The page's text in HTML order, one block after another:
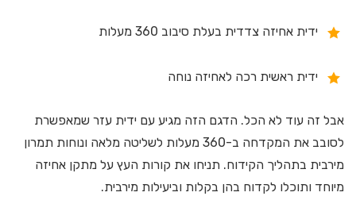
ידית אחיזה צדדית בעלת סיבוב 360 מעלות
ידית ראשית רכה לאחיזה נוחה
אבל זה עוד לא הכל. הדגם הזה מגיע עם ידית עזר שמאפשרת
לסובב את המקדחה ב-360 מעלות לשליטה מלאה ונוחות תמרון
מירבית בתהליך הקידוח. תניחו את קורות העץ על מתקן אחיזה
מיוחד ותוכלו לקדוח בהן בקלות וביעילות מירבית.